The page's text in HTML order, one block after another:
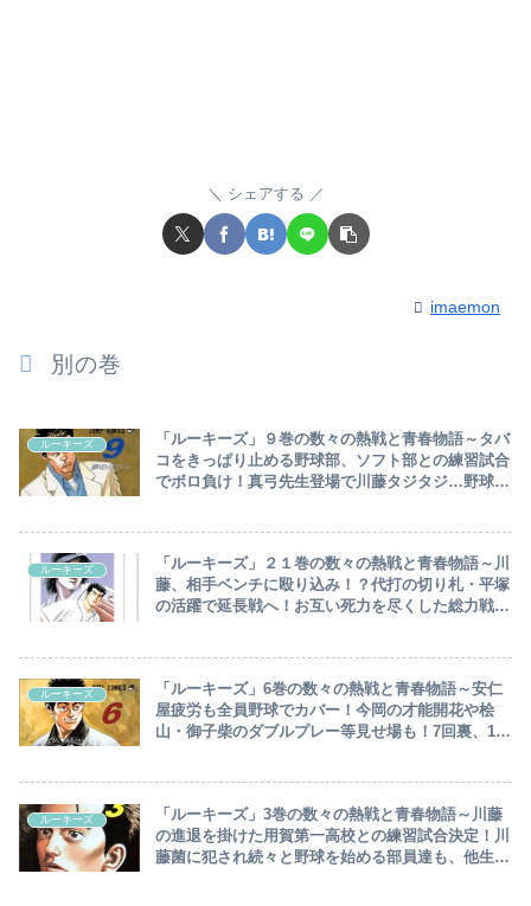
シェアする
imaemon
別の巻
ルーキーズ
「ルーキーズ」９巻の数々の熱戦と青春物語～タバ
コをきっぱり止める野球部、ソフト部との練習試合
でボロ負け！真弓先生登場で川藤タジタジ…野球部
ルーキーズ
「ルーキーズ」２１巻の数々の熱戦と青春物語～川
藤、相手ベンチに殴り込み！？代打の切り札・平塚
の活躍で延長戦へ！お互い死力を尽くした総力戦の
ルーキーズ
「ルーキーズ」6巻の数々の熱戦と青春物語～安仁
屋疲労も全員野球でカバー！今岡の才能開花や桧
山・御子柴のダブルプレー等見せ場も！7回裏、1－
ルーキーズ
「ルーキーズ」3巻の数々の熱戦と青春物語～川藤
の進退を掛けた用賀第一高校との練習試合決定！川
藤菌に犯され続々と野球を始める部員達も、他生徒